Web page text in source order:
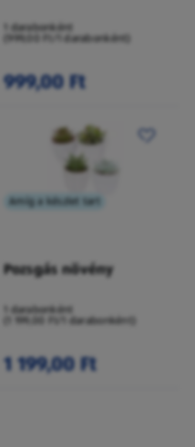
1 darabonként
(999,00 Ft/1 darabonként)
999,00 Ft
Amíg a készlet tart
Pozsgás növény
1 darabonként
(1 199,00 Ft/1 darabonként)
1 199,00 Ft